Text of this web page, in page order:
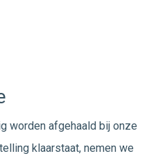
worden afgehaald bij onze
klaarstaat, nemen we